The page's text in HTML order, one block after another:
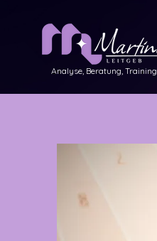
Analyse, Beratung, Training